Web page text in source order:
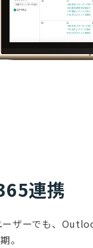
連携
ザーでも、
。